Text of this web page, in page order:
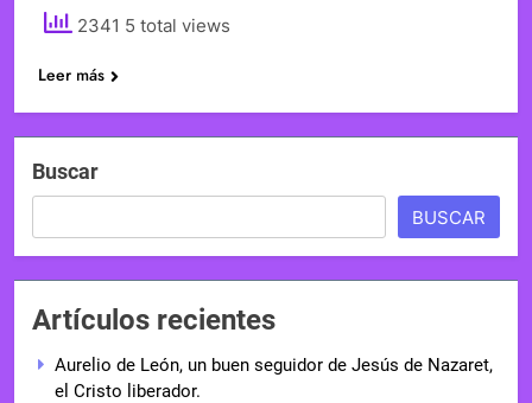
2341 5 total views
Leer más
Buscar
BUSCAR
Artículos recientes
Aurelio de León, un buen seguidor de Jesús de Nazaret,
el Cristo liberador.